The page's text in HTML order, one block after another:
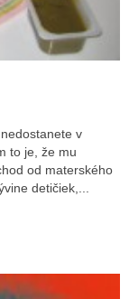
v
to je, že mu
od materského
detičiek,...